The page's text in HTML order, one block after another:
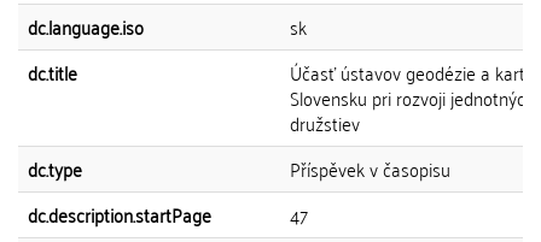
dc.language.iso
sk
dc.title
Účasť ústavov geodézie a
Slovensku pri rozvoji
družstiev
dc.type
Příspěvek v časopisu
dc.description.startPage
47